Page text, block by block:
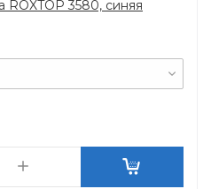
ROXTOP 3580, синяя